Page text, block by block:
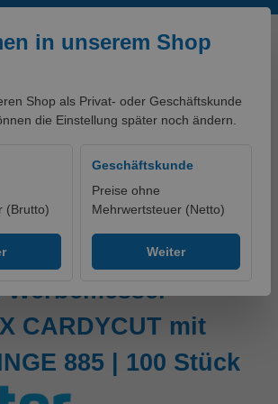
in unserem Shop
Shop als Privat- oder Geschäftskunde
die Einstellung später noch ändern.
(Brutto)
Geschäftskunde
Preise ohne
Mehrwertsteuer (Netto)
Weiter
Werbemesser
CARDYCUT mit
885 | 100 Stück